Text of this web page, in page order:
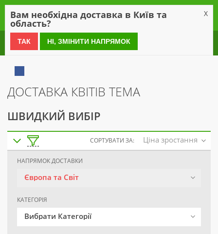
0 800 21 54 55
ДОСТАВКА КВІТІВ ТЕМА
ШВИДКИЙ ВИБІР
СОРТУВАТИ ЗА: Ціна зростання
НАПРЯМОК ДОСТАВКИ
Європа та Світ
КАТЕГОРІЯ
Вибрати Категорії
Вам необхідна доставка в Київ та
область?
X
ТАК НІ, ЗМІНИТИ НАПРЯМОК